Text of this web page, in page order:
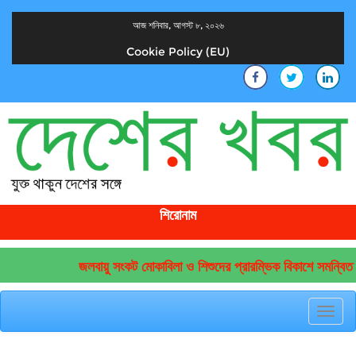
আজ শনিবার, আগস্ট ৮, ২০২৬
Cookie Policy (EU)
শিরোনাম
জলবায়ু সংকট মোকাবিলা ও শিশুদের প্রারম্ভিক বিকাশে সমন্বিত